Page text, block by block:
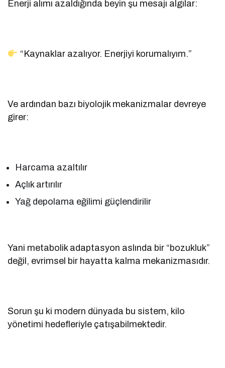
Enerji alımı azaldığında beyin şu mesajı algılar:
“Kaynaklar azalıyor. Enerjiyi korumalıyım.”
Ve ardından bazı biyolojik mekanizmalar devreye
girer:
Harcama azaltılır
Açlık artırılır
Yağ depolama eğilimi güçlendirilir
Yani metabolik adaptasyon aslında bir “bozukluk”
değil, evrimsel bir hayatta kalma mekanizmasıdır.
Sorun şu ki modern dünyada bu sistem, kilo
yönetimi hedefleriyle çatışabilmektedir.